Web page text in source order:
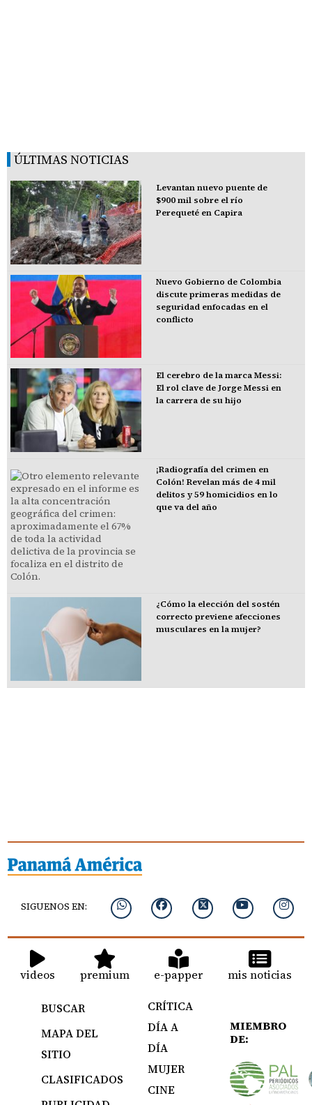
ÚLTIMAS NOTICIAS
Levantan nuevo puente de
$900 mil sobre el río
Perequeté en Capira
Nuevo Gobierno de Colombia
discute primeras medidas de
seguridad enfocadas en el
conflicto
El cerebro de la marca Messi:
El rol clave de Jorge Messi en
la carrera de su hijo
¡Radiografía del crimen en
Colón! Revelan más de 4 mil
delitos y 59 homicidios en lo
que va del año
¿Cómo la elección del sostén
correcto previene afecciones
musculares en la mujer?
SIGUENOS EN:
videos premium e-papper mis noticias
BUSCAR
MAPA DEL
SITIO
CLASIFICADOS
CRÍTICA
DÍA A
DÍA
MUJER
CINE
MIEMBRO
DE: